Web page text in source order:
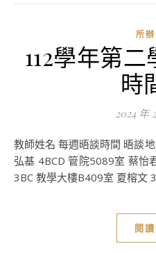
所
112學年第
時
2024 年
教師姓名 每週晤談時間 晤談地點 吳明烈 4GH 管院5010室 賴
弘基 4BCD 管院5089室 蔡怡
3BC 教學大樓B409室 夏榕文
閱